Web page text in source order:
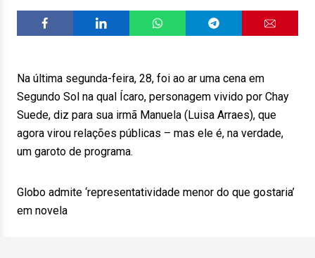
Na última segunda-feira, 28, foi ao ar uma cena em
Segundo Sol na qual Ícaro, personagem vivido por Chay
Suede, diz para sua irmã Manuela (Luisa Arraes), que
agora virou relações públicas – mas ele é, na verdade,
um garoto de programa.
Globo admite ‘representatividade menor do que gostaria’
em novela